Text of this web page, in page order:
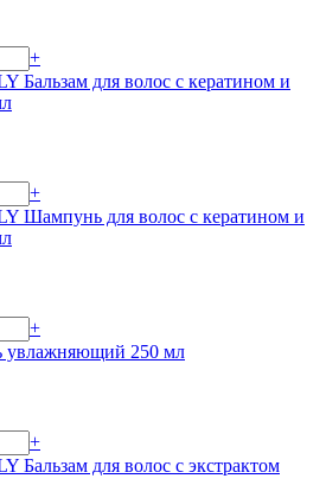
+
для волос с кератином и
+
Шампунь для волос с кератином и
+
250 мл
+
для волос с экстрактом